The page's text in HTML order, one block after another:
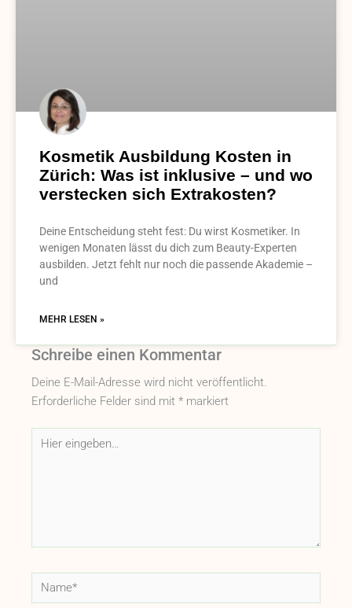
Kosmetik Ausbildung Kosten in
Zürich: Was ist inklusive – und wo
verstecken sich Extrakosten?
Deine Entscheidung steht fest: Du wirst Kosmetiker. In
wenigen Monaten lässt du dich zum Beauty-Experten
ausbilden. Jetzt fehlt nur noch die passende Akademie –
und
MEHR LESEN »
Schreibe einen Kommentar
Deine E-Mail-Adresse wird nicht veröffentlicht.
Erforderliche Felder sind mit * markiert
Hier
Name*